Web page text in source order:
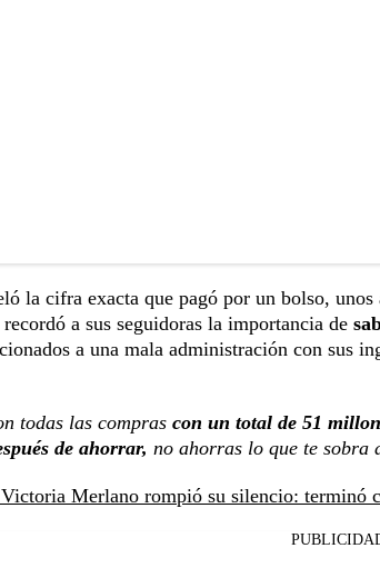
la cifra exacta que pagó por un bolso,
a sus seguidoras la importancia de
a una mala administración con sus
todas las compras con un total de 51
de ahorrar, no ahorras lo que te sobra
Merlano rompió su silencio: terminó